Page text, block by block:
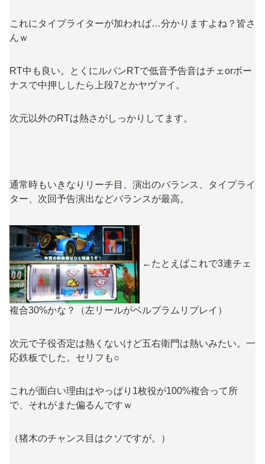
これにタイプライターが加われば…分かりますよね？皆さ
んｗ
RT中も良い。とくにルパンRTで低音予告音はチェorボー
ナスで中押ししたら上段7とかヤヴァイ。
次元以外のRTは熱さがしっかりしてます。
通常時もいきなりリーチ目、演出のバランス、タイプライ
ター、次回予告演出などバランスが最高。
←たとえばこれで3連チェ
複合30%かな？（左リールがベルプラムリプレイ）
次元で子役否定は熱くないけど五右衛門は熱いみたい。一
応鉄板でした。セリフも○
これが面白い理由はやっぱり1枚役が100%複合って所
で、それがまた偏るんですｗ
（猪木のチャンス目はクソですが。）